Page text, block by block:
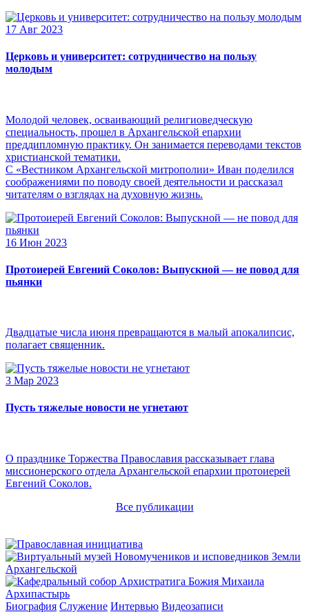
17 Авг 2023
Церковь и университет: сотрудничество на пользу
молодым
Молодой человек, осваивающий религиоведческую
специальность, прошел в Архангельской епархии
преддипломную практику. Он занимается переводами текстов
христианской тематики.
С «Вестником Архангельской митрополии» Иван поделился
соображениями по поводу своей деятельности и рассказал
читателям о взглядах на духовную жизнь.
16 Июн 2023
Протоиерей Евгений Соколов: Выпускной — не повод для
пьянки
Двадцатые числа июня превращаются в малый апокалипсис,
полагает священник.
3 Мар 2023
Пусть тяжелые новости не угнетают
О празднике Торжества Православия рассказывает глава
миссионерского отдела Архангельской епархии протоиерей
Евгений Соколов.
Все публикации
Архипастырь
Биография Служение Интервью Видеозаписи